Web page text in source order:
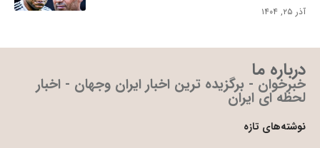
آذر ۲۵, ۱۴۰۴
درباره ما
خبرخوان - برگزیده ترین اخبار ایران وجهان - اخبار
لحظه ای ایران
نوشته‌های تازه